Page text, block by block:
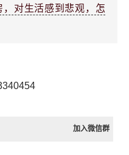
对生活感到悲观，怎
加入微信群